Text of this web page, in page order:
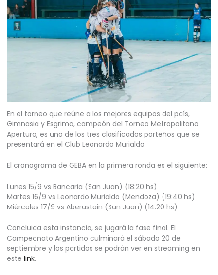
En el torneo que reúne a los mejores equipos del país,
Gimnasia y Esgrima, campeón del Torneo Metropolitano
Apertura, es uno de los tres clasificados porteños que se
presentará en el Club Leonardo Murialdo.
El cronograma de GEBA en la primera ronda es el siguiente:
Lunes 15/9 vs Bancaria (San Juan) (18:20 hs)
Martes 16/9 vs Leonardo Murialdo (Mendoza) (19:40 hs)
Miércoles 17/9 vs Aberastain (San Juan) (14:20 hs)
Concluida esta instancia, se jugará la fase final. El
Campeonato Argentino culminará el sábado 20 de
septiembre y los partidos se podrán ver en streaming en
este link.